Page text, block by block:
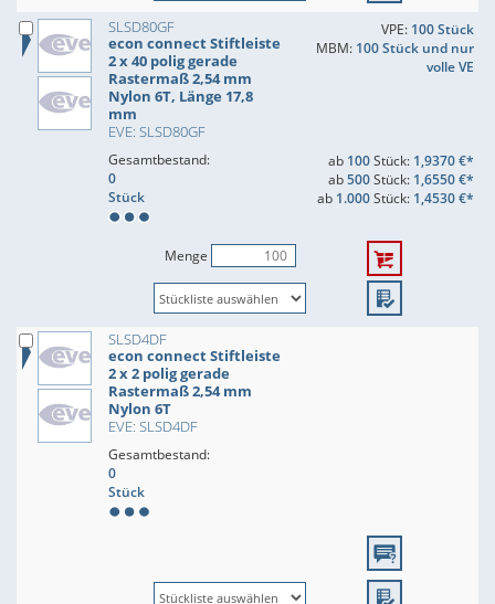
SLSD80GF
econ connect Stiftleiste
2 x 40 polig gerade
Rastermaß 2,54 mm
Nylon 6T, Länge 17,8
mm
EVE: SLSD80GF
VPE: 100 Stück
MBM: 100 Stück und nur
volle VE
Gesamtbestand:
0
Stück
ab 100Stück: 1,9370 €*
ab500Stück: 1,6550 €*
ab 1.000Stück: 1,4530 €*
Menge
SLSD4DF
econ connect Stiftleiste
2 x 2 polig gerade
Rastermaß 2,54 mm
Nylon 6T
EVE: SLSD4DF
Gesamtbestand:
0
Stück